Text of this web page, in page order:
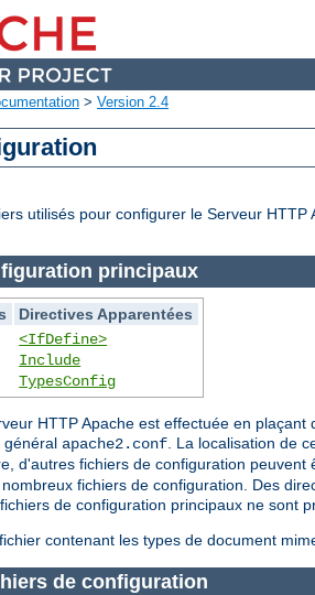
> Version 2.4
utilisés pour configurer le Serveur HTTP
principaux
Directives Apparentées
<IfDefine>
Include
TypesConfig
HTTP Apache est effectuée en plaçant
général apache2.conf . La localisation de
d'autres fichiers de configuration
fichiers de configuration. Des
de configuration principaux ne sont
contenant les types de document
de configuration